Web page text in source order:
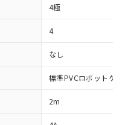
4極
4
なし
標準PVCロボットケー
2m